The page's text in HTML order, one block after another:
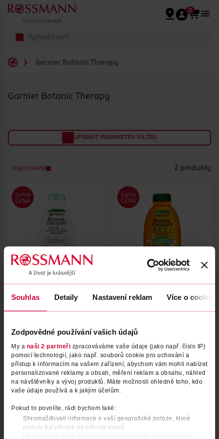
Souhlas Detaily Nastavení reklam Více o cookies
Zodpovědné používání vašich údajů
My a naši 2 partneři zpracováváme vaše údaje (jako např. číslo IP)
pomocí technologií, jako např. souborů cookie pro uchování a
přístup k informacím na vašem zařízení, abychom vám mohli nabízet
personalizované reklamy a obsah, měření reklam a obsahu, náhled
na návštěvníky a vývoj produktů. Máte možnosti ohledně toho, kdo
vaše údaje používá a k jakým účelům.
Pokud to povolíte, rádi bychom také:
Shromažďovali informace o vaší geografické poloze, které
mohou být přesné na několik metrů
Identifikovali vaše zařízení pomocí aktivního skenování pro
Přeskočit na hlavmní obsah
0
Garnier Botanic Therapy
Garnier Botanic Therapy
UPRAVIT PARAMETRY FILTRU
Doporučené 2 produkty
děti rýžový krém a bio ovesné
mléko
DO KOŠÍKU
Obj. č.: 1184785
děti meruňka a květ bavlny
DO KOŠÍKU
Obj. č.: 1184792
ID 1615
VŠECHNY PRIVÁTNÍ ZNAČKY ROSSMANN